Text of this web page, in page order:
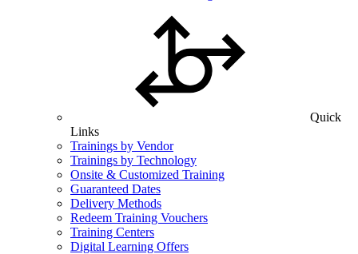
Quick
Links
Trainings by Vendor
Trainings by Technology
Onsite & Customized Training
Guaranteed Dates
Delivery Methods
Redeem Training Vouchers
Training Centers
Digital Learning Offers